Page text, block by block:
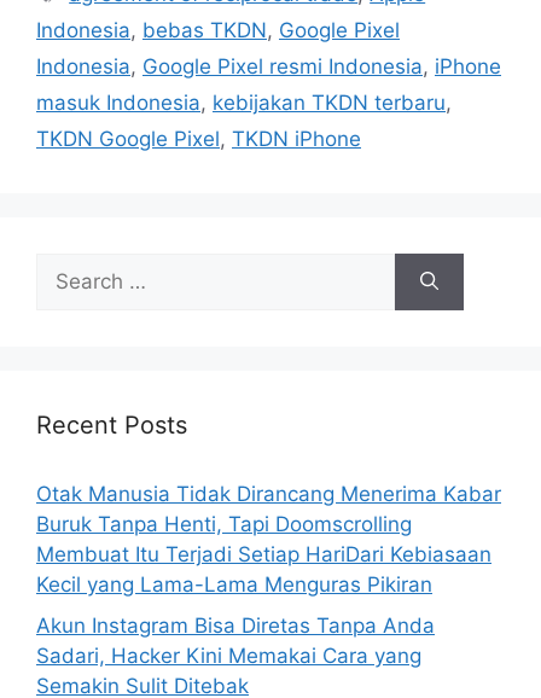
e
g
o
r
i
a
s
Indonesia, bebas TKDN, Google Pixel
Indonesia, Google Pixel resmi Indonesia, iPhone
masuk Indonesia, kebijakan TKDN terbaru,
TKDN Google Pixel, TKDN iPhone
h
r
:
Recent Posts
Otak Manusia Tidak Dirancang Menerima Kabar
Buruk Tanpa Henti, Tapi Doomscrolling
Membuat Itu Terjadi Setiap HariDari Kebiasaan
Kecil yang Lama-Lama Menguras Pikiran
Akun Instagram Bisa Diretas Tanpa Anda
Sadari, Hacker Kini Memakai Cara yang
Semakin Sulit Ditebak